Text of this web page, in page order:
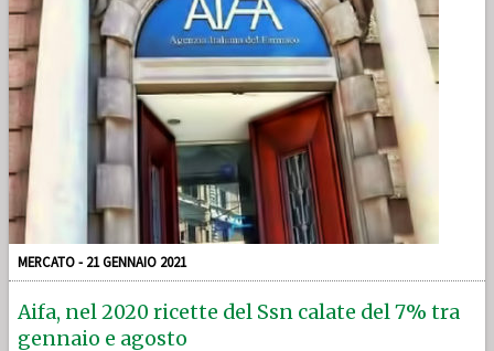
MERCATO - 21 GENNAIO 2021
Aifa, nel 2020 ricette del Ssn calate del 7% tra
gennaio e agosto